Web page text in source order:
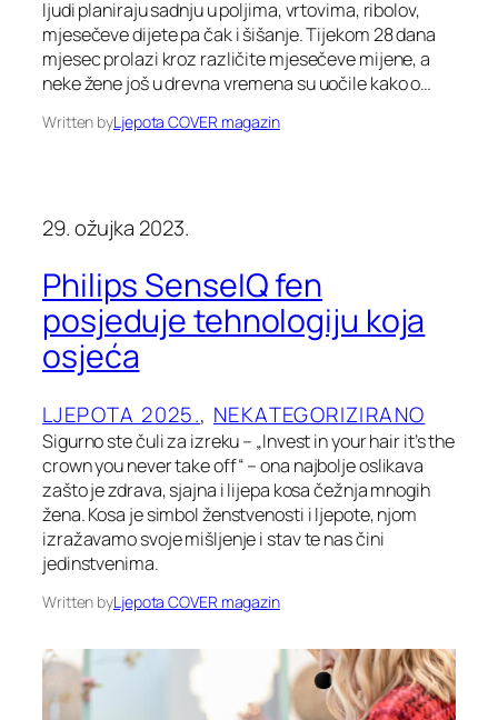
ljudi planiraju sadnju u poljima, vrtovima, ribolov,
mjesečeve dijete pa čak i šišanje. Tijekom 28 dana
mjesec prolazi kroz različite mjesečeve mijene, a
neke žene još u drevna vremena su uočile kako o…
Written byLjepota COVER magazin
29. ožujka 2023.
Philips SenseIQ fen
posjeduje tehnologiju koja
osjeća
LJEPOTA 2025., NEKATEGORIZIRANO
Sigurno ste čuli za izreku – „Invest in your hair it’s the
crown you never take off“ – ona najbolje oslikava
zašto je zdrava, sjajna i lijepa kosa čežnja mnogih
žena. Kosa je simbol ženstvenosti i ljepote, njom
izražavamo svoje mišljenje i stav te nas čini
jedinstvenima.
Written byLjepota COVER magazin